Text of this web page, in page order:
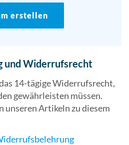
erstellen
und Widerrufsrecht
14-tägige Widerrufsrecht,
gewährleisten müssen.
unseren Artikeln zu diesem